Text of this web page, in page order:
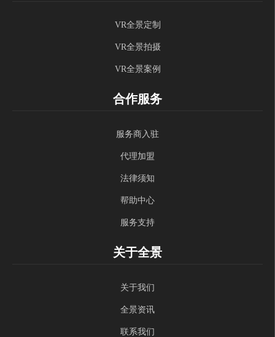
VR全景定制
VR全景拍摄
VR全景案例
合作服务
服务商入驻
代理加盟
法律须知
帮助中心
服务支持
关于全景
关于我们
全景资讯
联系我们